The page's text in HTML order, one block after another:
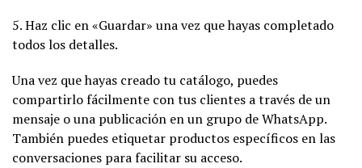
5. Haz clic en «Guardar» una vez que hayas completado
todos los detalles.
Una vez que hayas creado tu catálogo, puedes
compartirlo fácilmente con tus clientes a través de un
mensaje o una publicación en un grupo de WhatsApp.
También puedes etiquetar productos específicos en las
conversaciones para facilitar su acceso.